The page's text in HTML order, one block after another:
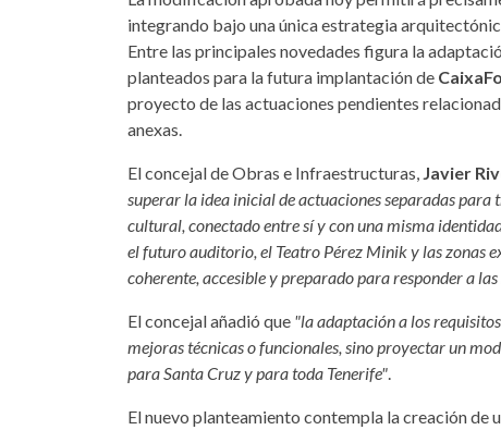
integrando bajo una única estrategia
Entre las principales novedades figura la
planteados para la futura implantación de
proyecto de las actuaciones pendientes
anexas.
El concejal de Obras e Infraestructuras, Javier
superar la idea inicial de actuaciones separadas
cultural, conectado entre sí y con una misma
el futuro auditorio, el Teatro Pérez Minik y las zonas
coherente, accesible y preparado para responder a
El concejal añadió que "la adaptación a los
mejoras técnicas o funcionales, sino proyectar un
para Santa Cruz y para toda Tenerife"
El nuevo planteamiento contempla la creación